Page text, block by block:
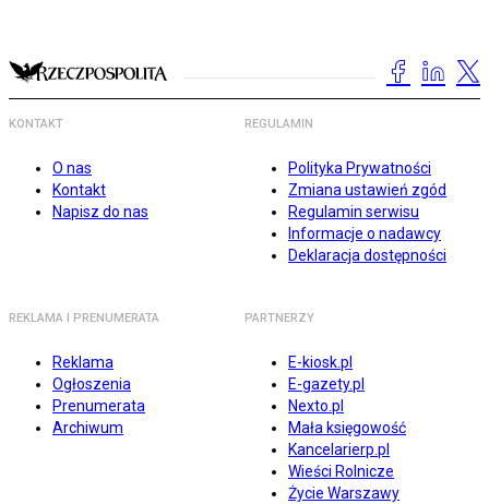
KONTAKT
O nas
Kontakt
Napisz do nas
REGULAMIN
Polityka Prywatności
Zmiana ustawień zgód
Regulamin serwisu
Informacje o nadawcy
Deklaracja dostępności
REKLAMA I PRENUMERATA
Reklama
Ogłoszenia
Prenumerata
Archiwum
PARTNERZY
E-kiosk.pl
E-gazety.pl
Nexto.pl
Mała księgowość
Kancelarierp.pl
Wieści Rolnicze
Życie Warszawy